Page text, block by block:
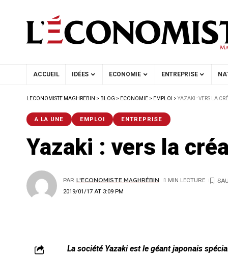
ACCUEIL IDÉES ECONOMIE ENTREPRISE
LECONOMISTE MAGHREBIN > BLOG > ECONOMIE > EMPLOI > YAZAKI : VERS LA
A LA UNE EMPLOI ENTREPRISE
Yazaki : vers la
2019/01/17 AT 3:09 PM
PAR L'ECONOMISTE MAGHRÉBIN 1 MIN LECTURE
La société Yazaki est le géant japonais